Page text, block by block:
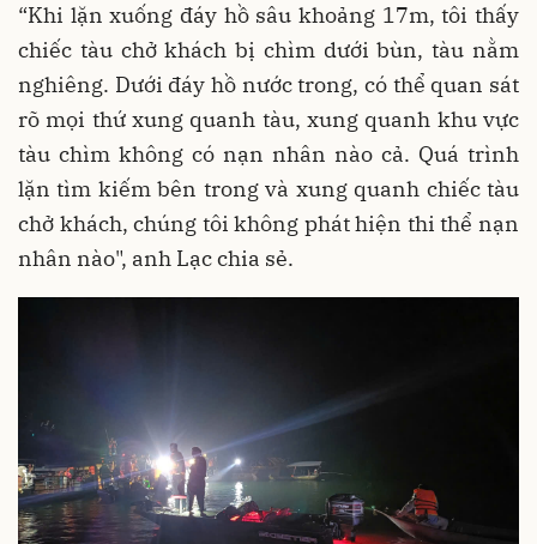
“Khi lặn xuống đáy hồ sâu khoảng 17m, tôi thấy
chiếc tàu chở khách bị chìm dưới bùn, tàu nằm
nghiêng. Dưới đáy hồ nước trong, có thể quan sát
rõ mọi thứ xung quanh tàu, xung quanh khu vực
tàu chìm không có nạn nhân nào cả. Quá trình
lặn tìm kiếm bên trong và xung quanh chiếc tàu
chở khách, chúng tôi không phát hiện thi thể nạn
nhân nào", anh Lạc chia sẻ.